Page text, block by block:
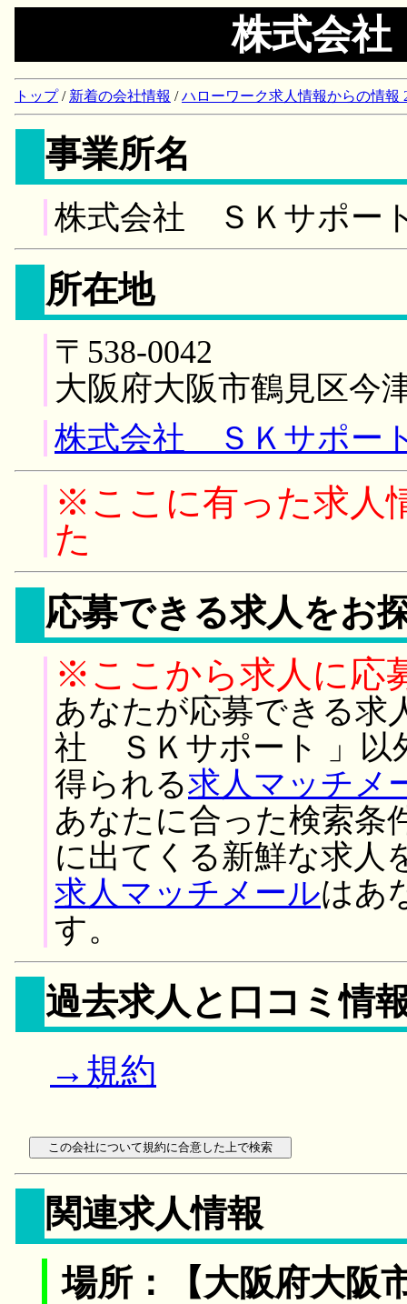
株式会
トップ/ 新着の会社情報 /ハローワーク求人情報からの情報
事業所名
株式会社 ＳＫサポー
所在地
〒538-0042
大阪府大阪市鶴見区今
株式会社 ＳＫサポー
※ここに有った求人
た
応募できる求人をお
※ここから求人に応
あなたが応募できる求
社 ＳＫサポート 」以
得られる求人マッチメ
あなたに合った検索条
に出てくる新鮮な求人
求人マッチメールはあ
す。
過去求人と口コミ情
→規約
関連求人情報
場所：【大阪府大阪